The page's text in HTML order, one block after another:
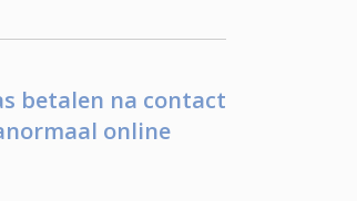
betalen na contact
online